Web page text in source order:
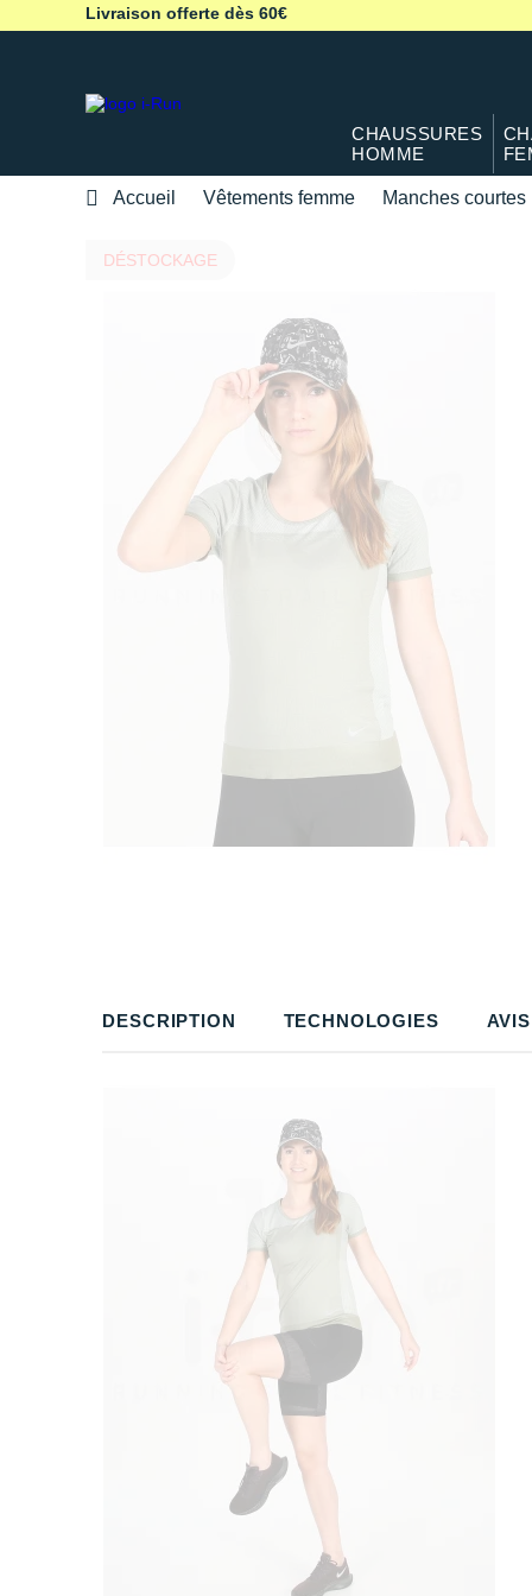
Livraison offerte dès 60€
CHAUSSURES
HOMME
Accueil Vêtements femme Manches courtes
DÉSTOCKAGE
DESCRIPTION TECHNOLOGIES AVIS